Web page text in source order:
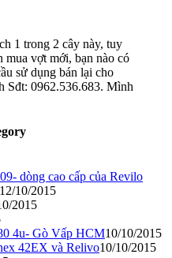
1 trong 2 cây này, tuy
mua vợt mới, bạn nào có
sử dụng bán lại cho
Sđt: 0962.536.683. Mình
dòng cao cấp của Revilo
12/10/2015
2015
4u- Gò Vấp HCM10/10/2015
42EX và Relivo10/10/2015